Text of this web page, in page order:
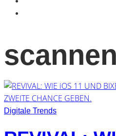
scannen
Digitale Trends